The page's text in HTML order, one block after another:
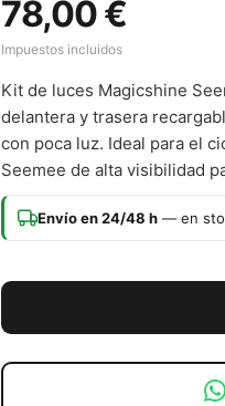
78,00 €
Impuestos incluidos
Kit de luces Magicshine
delantera y trasera
con poca luz. Ideal para el
Seemee de alta visibilidad
Envío en 24/48 h — en